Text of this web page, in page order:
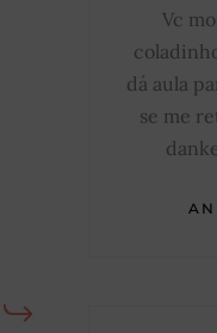
Vc
dá aula
se me